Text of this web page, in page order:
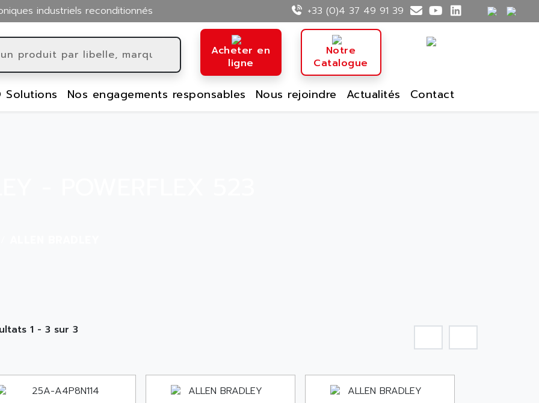
industriels reconditionnés +33 (0)4 37 49 91 39
Acheter en
ligne
Notre
Catalogue
Solutions Nos engagements responsables Nous rejoindre Actualités Contact
1 - 3 sur 3